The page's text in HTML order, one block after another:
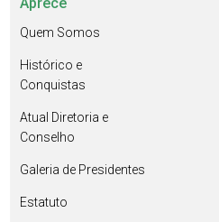
Quem Somos
Histórico e
Conquistas
Atual Diretoria e
Conselho
Galeria de Presidentes
Estatuto